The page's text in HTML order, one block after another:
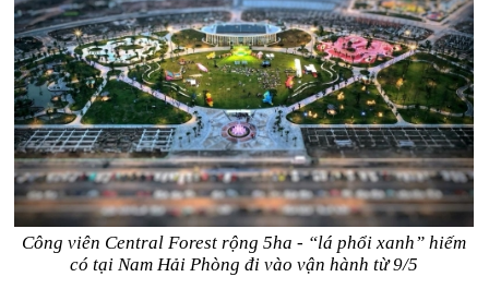
Công viên Central Forest rộng 5ha - “lá phổi xanh” hiếm
có tại Nam Hải Phòng đi vào vận hành từ 9/5